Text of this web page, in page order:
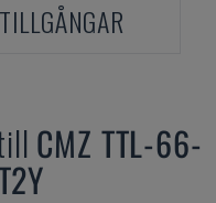
CMZ TTL-66-